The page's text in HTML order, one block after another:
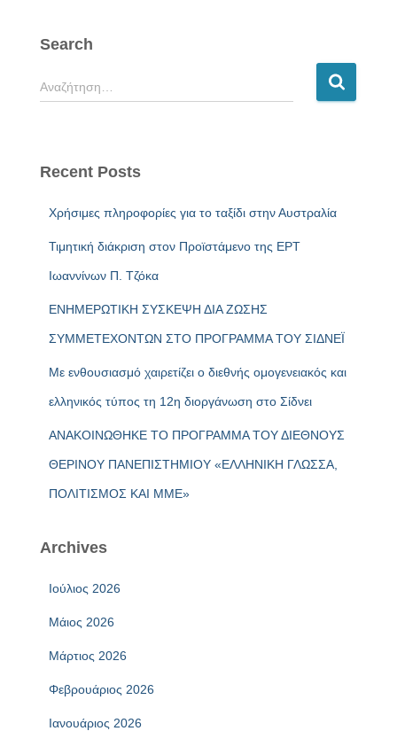
Search
Αναζήτηση…
Recent Posts
Xρήσιμες πληροφορίες για το ταξίδι στην Αυστραλία
Τιμητική διάκριση στον Προϊστάμενο της ΕΡΤ
Ιωαννίνων Π. Τζόκα
ΕΝΗΜΕΡΩΤΙΚΗ ΣΥΣΚΕΨΗ ΔΙΑ ΖΩΣΗΣ
ΣΥΜΜΕΤΕΧΟΝΤΩΝ ΣΤΟ ΠΡΟΓΡΑΜΜΑ ΤΟΥ ΣΙΔΝΕΪ
Με ενθουσιασμό χαιρετίζει ο διεθνής ομογενειακός και
ελληνικός τύπος τη 12η διοργάνωση στο Σίδνει
ΑΝΑΚΟΙΝΩΘΗΚΕ ΤΟ ΠΡΟΓΡΑΜΜΑ ΤΟΥ ΔΙΕΘΝΟΥΣ
ΘΕΡΙΝΟΥ ΠΑΝΕΠΙΣΤΗΜΙΟΥ «ΕΛΛΗΝΙΚΗ ΓΛΩΣΣΑ,
ΠΟΛΙΤΙΣΜΟΣ ΚΑΙ ΜΜΕ»
Archives
Ιούλιος 2026
Μάιος 2026
Μάρτιος 2026
Φεβρουάριος 2026
Ιανουάριος 2026